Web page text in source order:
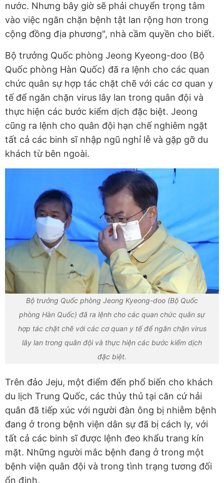
nước. Nhưng bây giờ sẽ phải chuyển trọng tâm
vào việc ngăn chặn bệnh tật lan rộng hơn trong
cộng đồng địa phương", nhà cầm quyền cho biết.
Bộ trưởng Quốc phòng Jeong Kyeong-doo (Bộ
Quốc phòng Hàn Quốc) đã ra lệnh cho các quan
chức quân sự hợp tác chặt chẽ với các cơ quan y
tế để ngăn chặn virus lây lan trong quân đội và
thực hiện các bước kiểm dịch đặc biệt. Jeong
cũng ra lệnh cho quân đội hạn chế nghiêm ngặt
tất cả các binh sĩ nhập ngũ nghỉ lễ và gặp gỡ du
khách từ bên ngoài.
Bộ trưởng Quốc phòng Jeong Kyeong-doo (Bộ Quốc
phòng Hàn Quốc) đã ra lệnh cho các quan chức quân sự
hợp tác chặt chẽ với các cơ quan y tế để ngăn chặn virus
lây lan trong quân đội và thực hiện các bước kiểm dịch
đặc biệt.
Trên đảo Jeju, một điểm đến phổ biến cho khách
du lịch Trung Quốc, các thủy thủ tại căn cứ hải
quân đã tiếp xúc với người đàn ông bị nhiễm bệnh
đang ở trong bệnh viện dân sự đã bị cách ly, với
tất cả các binh sĩ được lệnh đeo khẩu trang kín
mặt. Những người mắc bệnh đang ở trong một
bệnh viện quân đội và trong tình trạng tương đối
ổn định.